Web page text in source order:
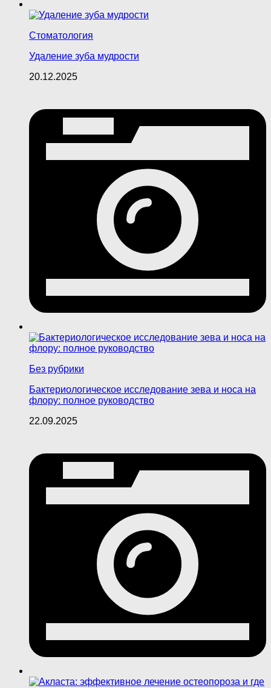
Стоматология
Удаление зуба мудрости
20.12.2025
Без рубрики
Бактериологическое исследование зева и носа на
флору: полное руководство
22.09.2025